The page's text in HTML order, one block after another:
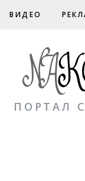
ВИДЕО
ПОРТАЛ